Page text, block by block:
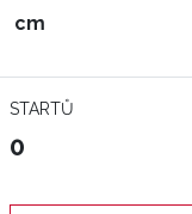
cm
STARTŮ
0